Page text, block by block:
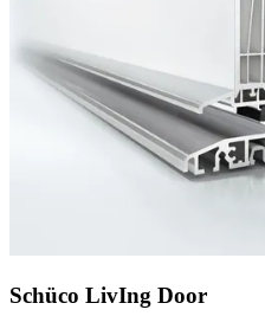
Schüco LivIng Door